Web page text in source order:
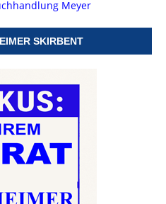
Meyer
SKIRBENT